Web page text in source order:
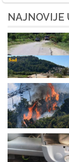
NAJNOVIJE